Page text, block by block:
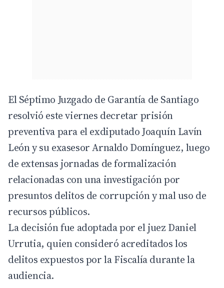
El Séptimo Juzgado de Garantía de Santiago
resolvió este viernes decretar prisión
preventiva para el exdiputado Joaquín Lavín
León y su exasesor Arnaldo Domínguez, luego
de extensas jornadas de formalización
relacionadas con una investigación por
presuntos delitos de corrupción y mal uso de
recursos públicos.
La decisión fue adoptada por el juez Daniel
Urrutia, quien consideró acreditados los
delitos expuestos por la Fiscalía durante la
audiencia.